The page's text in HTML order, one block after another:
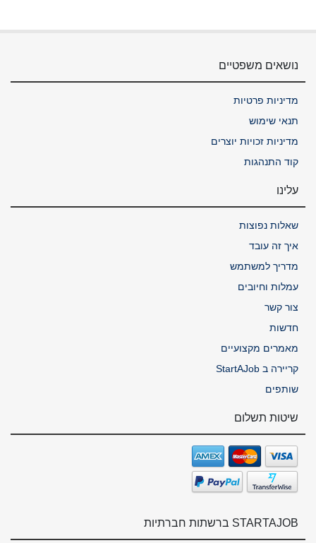
נושאים משפטיים
מדיניות פרטיות
תנאי שימוש
מדיניות זכויות יוצרים
קוד התנהגות
עלינו
שאלות נפוצות
איך זה עובד
מדריך למשתמש
עמלות וחיובים
צור קשר
חדשות
מאמרים מקצועיים
קריירה ב StartAJob
שותפים
שיטות תשלום
STARTAJOB ברשתות חברתיות